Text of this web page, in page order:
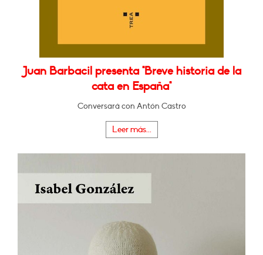
Juan Barbacil presenta "Breve historia de la
cata en España"
Conversará con Antón Castro
Leer más...